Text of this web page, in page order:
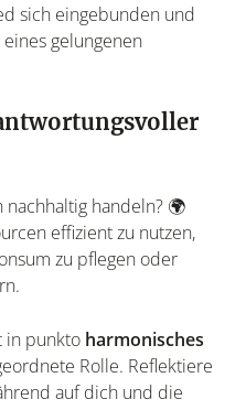
sich eingebunden und
gelungenen
handeln? 🌍
effizient zu nutzen,
zu pflegen oder
in punkto harmonisches
Rolle. Reflektiere
auf dich und die